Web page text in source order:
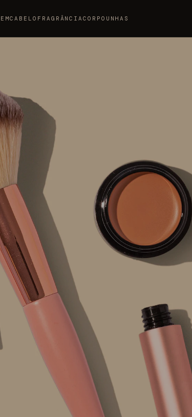
CABELO FRAGRÂNCIACORPO UNHAS